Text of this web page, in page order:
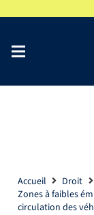
Accueil
Droit
Zones à faibles
circulation des